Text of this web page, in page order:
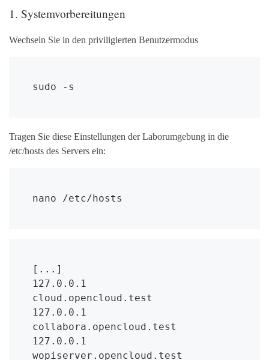
1. Systemvorbereitungen
Wechseln Sie in den priviligierten Benutzermodus
sudo -s
Tragen Sie diese Einstellungen der Laborumgebung in die
/etc/hosts des Servers ein:
nano /etc/hosts
[...]
127.0.0.1
cloud.opencloud.test
127.0.0.1
collabora.opencloud.test
127.0.0.1
wopiserver.opencloud.test